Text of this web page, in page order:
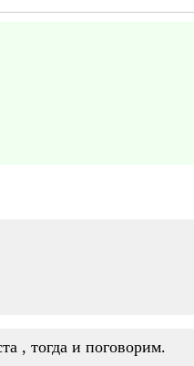
, тогда и поговорим.